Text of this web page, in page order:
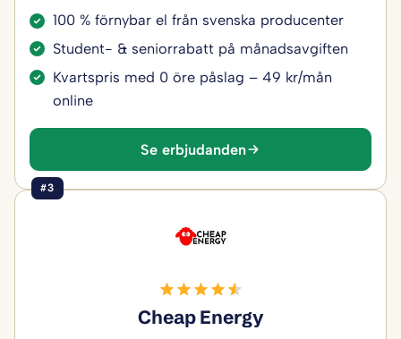
100 % förnybar el från svenska producenter
Student- & seniorrabatt på månadsavgiften
Kvartspris med 0 öre påslag – 49 kr/mån
online
Se erbjudanden
#3
Cheap Energy